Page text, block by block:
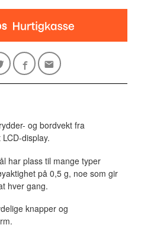
og bordvekt fra
display.
har plass til mange typer
på 0,5 g, noe som gir
hver gang.
knapper og